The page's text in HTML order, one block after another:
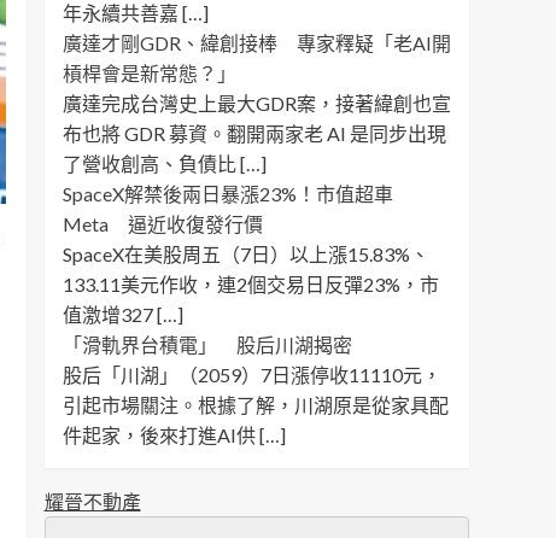
年永續共善嘉 […]
廣達才剛GDR、緯創接棒 專家釋疑「老AI開
槓桿會是新常態？」
廣達完成台灣史上最大GDR案，接著緯創也宣
布也將 GDR 募資。翻開兩家老 AI 是同步出現
了營收創高、負債比 […]
SpaceX解禁後兩日暴漲23%！市值超車
Meta 逼近收復發行價
SpaceX在美股周五（7日）以上漲15.83%、
133.11美元作收，連2個交易日反彈23%，市
值激增327 […]
「滑軌界台積電」 股后川湖揭密
股后「川湖」（2059）7日漲停收11110元，
引起市場關注。根據了解，川湖原是從家具配
件起家，後來打進AI供 […]
耀晉不動產